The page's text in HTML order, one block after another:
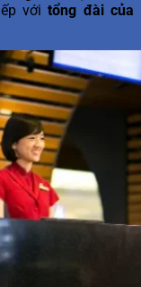
vớitổng đài của